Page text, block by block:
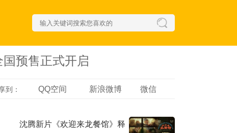
预售正式开启
微信
新浪微博
QQ空间
到：
沈腾新片《欢迎来龙餐馆》释